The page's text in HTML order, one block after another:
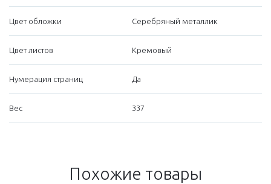
Цвет обложки Серебряный металлик
Цвет листов Кремовый
Нумерация страниц Да
Вес 337
Похожие товары